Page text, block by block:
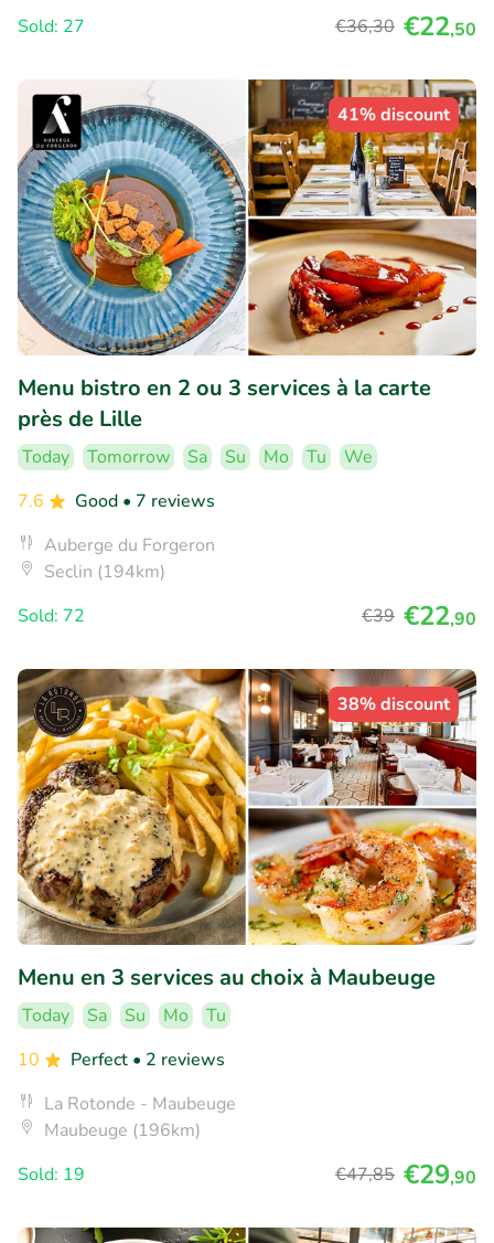
Sold: 27
€36,30 €22,50
41% discount
Menu bistro en 2 ou 3 services à la carte
près de Lille
Today Tomorrow Sa Su Mo Tu
We
7.6
Good • 7 reviews
Auberge du Forgeron
Seclin (194km)
Sold: 72
€39 €22,90
38% discount
Menu en 3 services au choix à Maubeuge
Today Sa Su Mo
Tu
10
Perfect • 2 reviews
La Rotonde - Maubeuge
Maubeuge (196km)
Sold: 19
€47,85 €29,90